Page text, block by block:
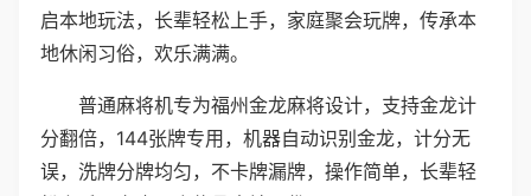
启本地玩法，长辈轻松上手，家庭聚会玩牌，传承本
地休闲习俗，欢乐满满。
普通麻将机专为福州金龙麻将设计，支持金龙计
分翻倍，144张牌专用，机器自动识别金龙，计分无
误，洗牌分牌均匀，不卡牌漏牌，操作简单，长辈轻